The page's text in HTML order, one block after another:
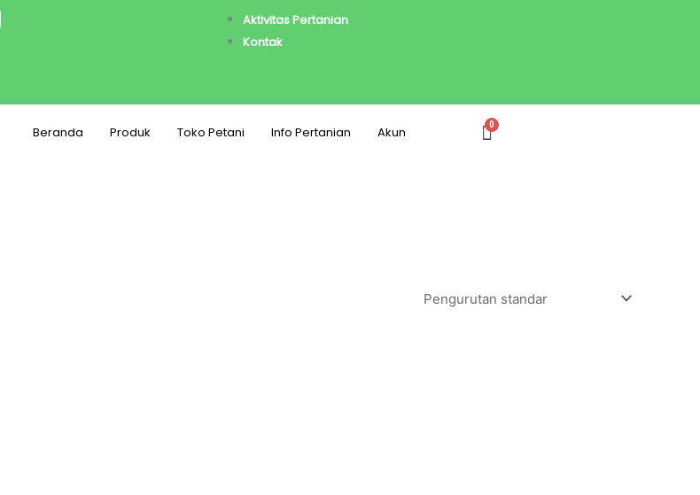
Aktivitas Pertanian
Kontak
Beranda Produk Toko Petani Info Pertanian Akun